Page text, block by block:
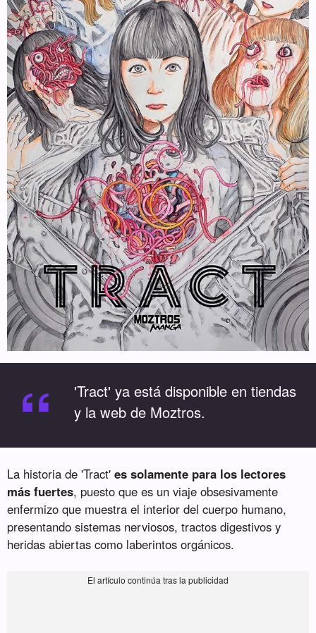
“
'Tract' ya está disponible en tiendas
y la web de Moztros.
La historia de 'Tract'es solamente para los lectores
más fuertes, puesto que es un viaje obsesivamente
enfermizo que muestra el interior del cuerpo humano,
presentando sistemas nerviosos, tractos digestivos y
heridas abiertas como laberintos orgánicos.